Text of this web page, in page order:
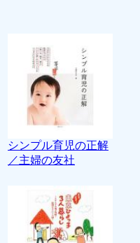
シンプル育児の正解
／主婦の友社